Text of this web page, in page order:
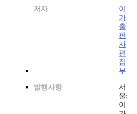
저자
이
가
출
판
사
편
집
부
발행사항
서
울:
이